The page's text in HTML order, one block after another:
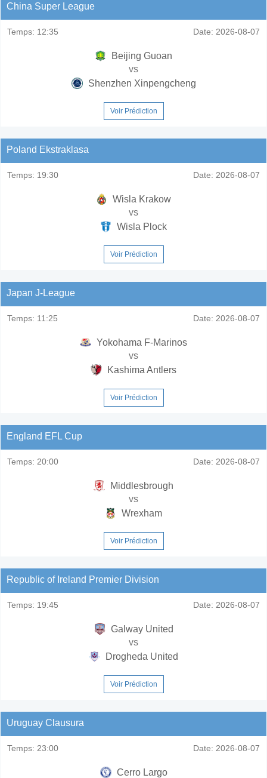
China Super League
Temps: 12:35 Date: 2026-08-07
Beijing Guoan
vs
Shenzhen Xinpengcheng
Voir Prédiction
Poland Ekstraklasa
Temps: 19:30 Date: 2026-08-07
Wisla Krakow
vs
Wisla Plock
Voir Prédiction
Japan J-League
Temps: 11:25 Date: 2026-08-07
Yokohama F-Marinos
vs
Kashima Antlers
Voir Prédiction
England EFL Cup
Temps: 20:00 Date: 2026-08-07
Middlesbrough
vs
Wrexham
Voir Prédiction
Republic of Ireland Premier Division
Temps: 19:45 Date: 2026-08-07
Galway United
vs
Drogheda United
Voir Prédiction
Uruguay Clausura
Temps: 23:00 Date: 2026-08-07
Cerro Largo